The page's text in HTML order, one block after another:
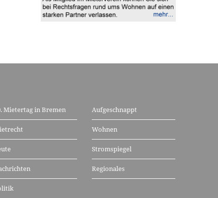
Mietertag in Bremen Aufgeschnappt
Wohnen
Stromspiegel
Regionales